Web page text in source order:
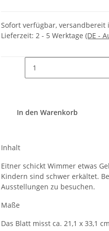
Sofort verfügbar, versandbereit
Lieferzeit: 2 - 5 Werktage (DE -
In den Warenkorb
Inhalt
Eitner schickt Wimmer etwas
Kindern sind schwer erkältet.
Ausstellungen zu besuchen.
Maße
Das Blatt misst ca. 21,1 x 33,1